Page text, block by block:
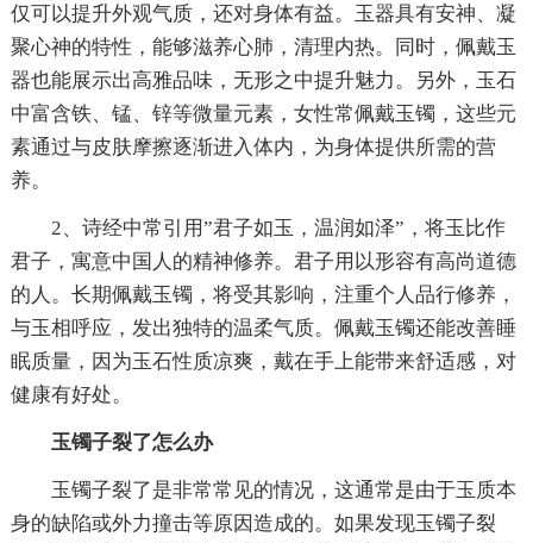
仅可以提升外观气质，还对身体有益。玉器具有安神、凝
聚心神的特性，能够滋养心肺，清理内热。同时，佩戴玉
器也能展示出高雅品味，无形之中提升魅力。另外，玉石
中富含铁、锰、锌等微量元素，女性常佩戴玉镯，这些元
素通过与皮肤摩擦逐渐进入体内，为身体提供所需的营
养。
2、诗经中常引用”君子如玉，温润如泽”，将玉比作
君子，寓意中国人的精神修养。君子用以形容有高尚道德
的人。长期佩戴玉镯，将受其影响，注重个人品行修养，
与玉相呼应，发出独特的温柔气质。佩戴玉镯还能改善睡
眠质量，因为玉石性质凉爽，戴在手上能带来舒适感，对
健康有好处。
玉镯子裂了怎么办
玉镯子裂了是非常常见的情况，这通常是由于玉质本
身的缺陷或外力撞击等原因造成的。如果发现玉镯子裂